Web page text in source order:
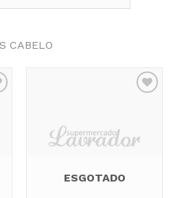
CABELO
Favoritos
ESGOTADO